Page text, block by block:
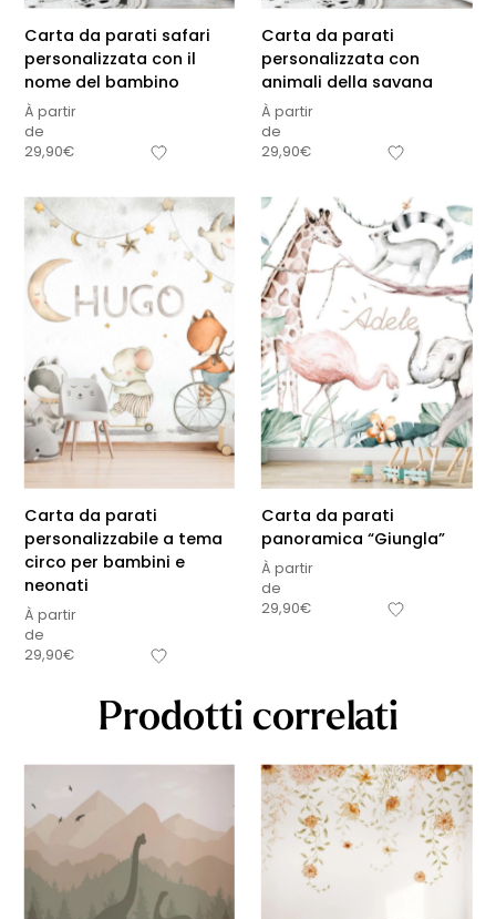
Carta da parati safari
personalizzata con il
nome del bambino
À partir
de
29,90€
Carta da parati
personalizzata con
animali della savana
À partir
de
29,90€
Carta da parati
personalizzabile a tema
circo per bambini e
neonati
À partir
de
29,90€
Carta da parati
panoramica “Giungla”
À partir
de
29,90€
Prodotti correlati